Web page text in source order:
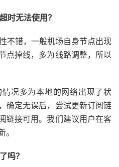
时无法使用？
不错，一般机场自身节点出现
点掉线，多为线路调整，所以
况多为本地的网络出现了状
确定无误后，尝试更新订阅链
链接可用。我们建议用户在客
吗？